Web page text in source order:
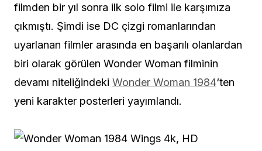
filmden bir yıl sonra ilk solo filmi ile karşımıza
çıkmıştı. Şimdi ise DC çizgi romanlarından
uyarlanan filmler arasında en başarılı olanlardan
biri olarak görülen Wonder Woman filminin
devamı niteliğindeki Wonder Woman 1984‘ten
yeni karakter posterleri yayımlandı.